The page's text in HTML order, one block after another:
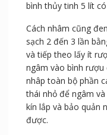
bình thủy tinh 5 lít
Cách nhâm cũng
sạch 2 đến 3 lần
và tiếp theo lấy ít
ngâm vào bình
nhâp toàn bộ phần
thái nhỏ để ngâm
kín lắp và bảo quản
được.